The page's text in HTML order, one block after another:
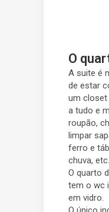
O
A suite é
de estar
um
a tudo e
roupão,
limpar
ferro e
chuva, etc.
O quarto
tem o wc
em vidro.